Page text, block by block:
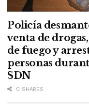
Policía
venta de
de fuego y
personas
SDN
0 SHARES